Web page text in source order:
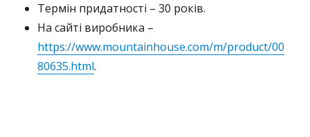
Термін придатності – 30 років.
На сайті виробника –
https://www.mountainhouse.com/m/product/00
80635.html.